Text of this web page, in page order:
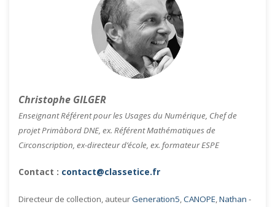
Christophe GILGER
Enseignant Référent pour les Usages du Numérique, Chef de
projet Primàbord DNE, ex. Référent Mathématiques de
Circonscription, ex-directeur d’école, ex. formateur ESPE
Contact : contact@classetice.fr
Directeur de collection, auteurGeneration5,CANOPE,Nathan -